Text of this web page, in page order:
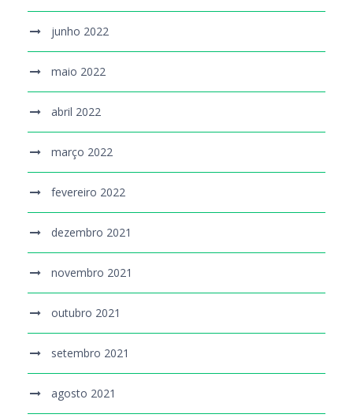
junho 2022
maio 2022
abril 2022
março 2022
fevereiro 2022
dezembro 2021
novembro 2021
outubro 2021
setembro 2021
agosto 2021